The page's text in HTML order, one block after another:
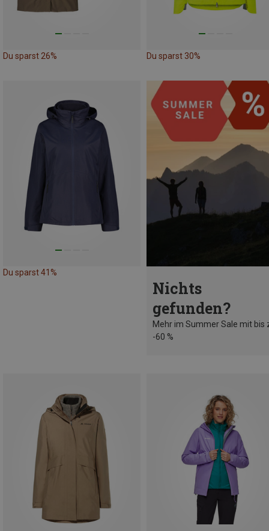
Du sparst 26% Du sparst 30%
Du sparst 41%
Nichts
gefunden?
Mehr im Summer Sale mit bis
-60 %